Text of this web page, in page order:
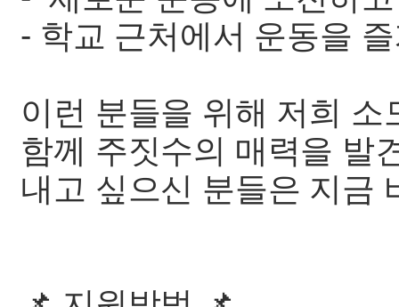
- 학교 근처에서 운동을
이런 분들을 위해 저희
함께 주짓수의 매력을 발
내고 싶으신 분들은 지금